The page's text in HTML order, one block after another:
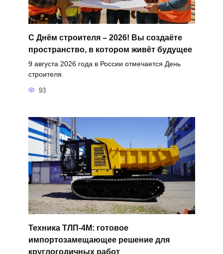
С Днём строителя – 2026! Вы создаёте
пространство, в котором живёт будущее
9 августа 2026 года в России отмечается День
строителя.
93
Техника ТЛП-4М: готовое
импортозамещающее решение для
круглогодичных работ